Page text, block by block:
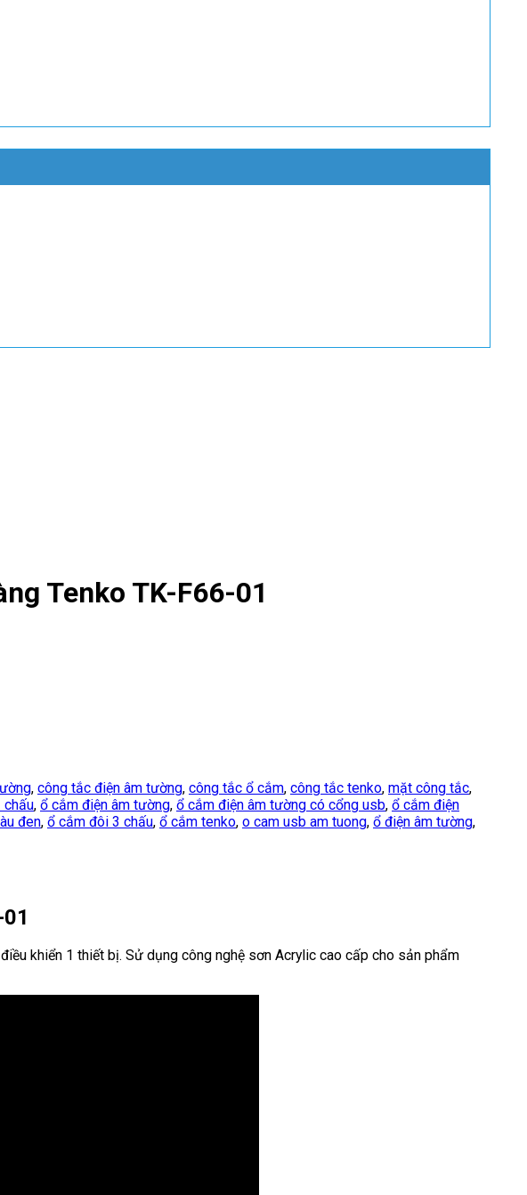
Tenko TK-F66-01
, công tắc điện âm tường, công tắc ổ cắm, công tắc tenko, mặt công tắc,
chấu, ổ cắm điện âm tường, ổ cắm điện âm tường có cổng usb, ổ cắm điện
đen, ổ cắm đôi 3 chấu, ổ cắm tenko, o cam usb am tuong, ổ điện âm tường,
khiển 1 thiết bị. Sử dụng công nghệ sơn Acrylic cao cấp cho sản phẩm